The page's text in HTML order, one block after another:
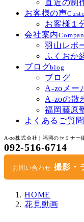
直近の制
お客様の声
お客様１
会社案内
羽山レポ
ふくおか
ブログblog
ブログ
A-zoメー
A-zoの散
福岡藤原
よくあるご質問
A-zo株式会社 | 福岡のセミナー
092-516-6714
お問い合わせ 撮影・
HOME
花見動画